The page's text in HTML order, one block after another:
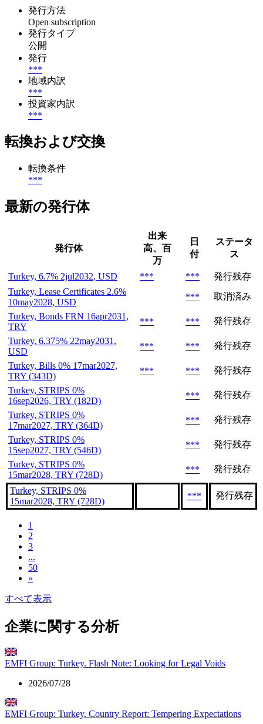
発行方法
Open subscription
発行タイプ
公開
発行
***
地域内訳
***
投資家内訳
***
転換および交換
転換条件
***
最新の発行体
発行体
出来
高、百
万
日
付
ステータ
ス
Turkey, 6.7% 2jul2032, USD *** ***
発行残存
Turkey, Lease Certificates 2.6%
10may2028, USD
***
取消済み
Turkey, Bonds FRN 16apr2031,
TRY
*** ***
発行残存
Turkey, 6.375% 22may2031,
USD
*** ***
発行残存
Turkey, Bills 0% 17mar2027,
TRY (343D)
*** ***
発行残存
Turkey, STRIPS 0%
16sep2026, TRY (182D)
***
発行残存
Turkey, STRIPS 0%
17mar2027, TRY (364D)
***
発行残存
Turkey, STRIPS 0%
15sep2027, TRY (546D)
***
発行残存
Turkey, STRIPS 0%
15mar2028, TRY (728D)
*** 発行残存
Turkey, STRIPS 0%
15mar2028, TRY (728D)
*** 発行残存
1
2
3
...
50
»
すべて表示
企業に関する分析
EMFI Group: Turkey. Flash Note: Looking for Legal Voids
2026/07/28
EMFI Group: Turkey. Country Report: Tempering Expectations